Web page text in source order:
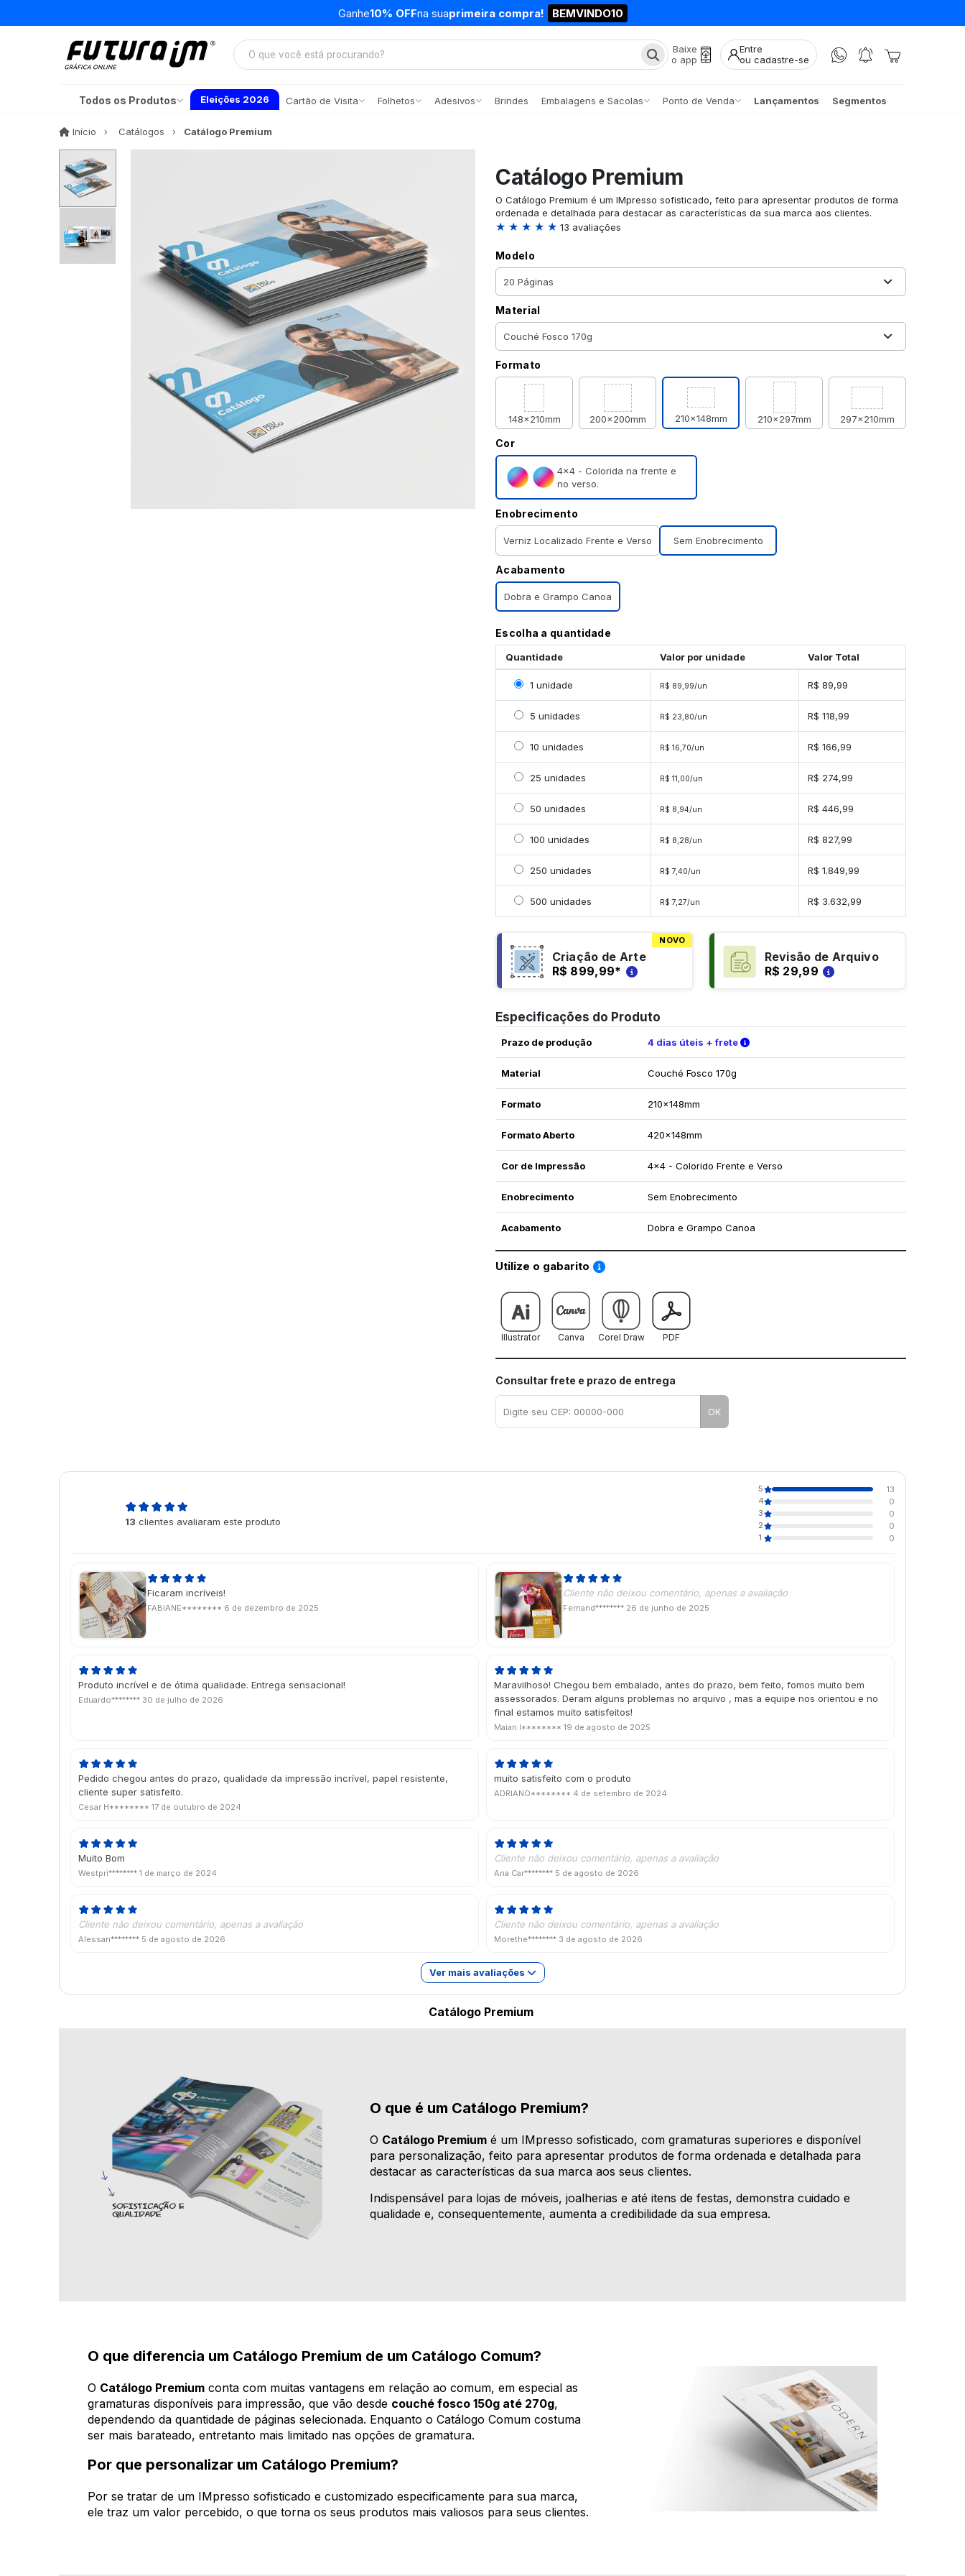
Ganhe10% OFFna suaprimeira compra! BEMVINDO10
Baixe
o app
Entre
ou cadastre-se
Todos os Produtos Eleições 2026 Cartão de Visita Folhetos Adesivos Brindes Embalagens e Sacolas Ponto de Venda Lançamentos Segmentos
Início InícioCatálogos Catálogo Premium
Catálogo Premium
O Catálogo Premium é um IMpresso sofisticado, feito para apresentar produtos de forma
ordenada e detalhada para destacar as características da sua marca aos clientes.
★ ★ ★ ★ ★ 13 avaliações
Modelo
Material
Formato
148x210mm 200x200mm 210x148mm 210x297mm 297x210mm
Cor
4×4 - Colorida na frente e
no verso.
Enobrecimento
Verniz Localizado Frente e Verso Sem Enobrecimento
Acabamento
Dobra e Grampo Canoa
Escolha a quantidade
Quantidade Valor por unidade Valor Total
Selecionar 1 unidade
1 unidade R$ 89,99/un R$ 89,99
Selecionar 5 unidades
5 unidades R$ 23,80/un R$ 118,99
Selecionar 10 unidades
10 unidades R$ 16,70/un R$ 166,99
Selecionar 25 unidades
25 unidades R$ 11,00/un R$ 274,99
Selecionar 50 unidades
50 unidades R$ 8,94/un R$ 446,99
Selecionar 100 unidades
100 unidades R$ 8,28/un R$ 827,99
Selecionar 250 unidades
250 unidades R$ 7,40/un R$ 1.849,99
Selecionar 500 unidades
500 unidades R$ 7,27/un R$ 3.632,99
NOVO
Criação de Arte
R$ 899,99*
Revisão de Arquivo
R$ 29,99
Especificações do Produto
Prazo de produção 4 dias úteis + frete Verifique as condições de entrega
Material Couché Fosco 170g
Formato 210x148mm
Formato Aberto 420x148mm
Cor de Impressão 4x4 - Colorido Frente e Verso
Enobrecimento Sem Enobrecimento
Acabamento Dobra e Grampo Canoa
Utilize o gabarito Saiba como utilizar os nossos gabaritos
Illustrator Canva Corel Draw PDF
Consultar frete e prazo de entrega
OK
13 clientes avaliaram este produto
5
13
4
0
3
0
2
0
1
0
Ficaram incríveis!
FABIANE******** 6 de dezembro de 2025
Cliente não deixou comentário, apenas a avaliação
Fernand******** 26 de junho de 2025
Produto incrível e de ótima qualidade. Entrega sensacional!
Eduardo******** 30 de julho de 2026
Maravilhoso! Chegou bem embalado, antes do prazo, bem feito, fomos muito bem
assessorados. Deram alguns problemas no arquivo , mas a equipe nos orientou e no
final estamos muito satisfeitos!
Maian I******** 19 de agosto de 2025
Pedido chegou antes do prazo, qualidade da impressão incrível, papel resistente,
cliente super satisfeito.
Cesar H******** 17 de outubro de 2024
muito satisfeito com o produto
ADRIANO******** 4 de setembro de 2024
Muito Bom
Westpri******** 1 de março de 2024
Cliente não deixou comentário, apenas a avaliação
Ana Car******** 5 de agosto de 2026
Cliente não deixou comentário, apenas a avaliação
Alessan******** 5 de agosto de 2026
Cliente não deixou comentário, apenas a avaliação
Morethe******** 3 de agosto de 2026
Ver mais avaliações
Catálogo Premium
O que é um Catálogo Premium?
O Catálogo Premium é um IMpresso sofisticado, com gramaturas superiores e disponível
para personalização, feito para apresentar produtos de forma ordenada e detalhada para
destacar as características da sua marca aos seus clientes.
Indispensável para lojas de móveis, joalherias e até itens de festas, demonstra cuidado e
qualidade e, consequentemente, aumenta a credibilidade da sua empresa.
O que diferencia um Catálogo Premium de um Catálogo Comum?
O Catálogo Premium conta com muitas vantagens em relação ao comum, em especial as
gramaturas disponíveis para impressão, que vão desde couché fosco 150g até 270g,
dependendo da quantidade de páginas selecionada. Enquanto o Catálogo Comum costuma
ser mais barateado, entretanto mais limitado nas opções de gramatura.
Por que personalizar um Catálogo Premium?
Por se tratar de um IMpresso sofisticado e customizado especificamente para sua marca,
ele traz um valor percebido, o que torna os seus produtos mais valiosos para seus clientes.